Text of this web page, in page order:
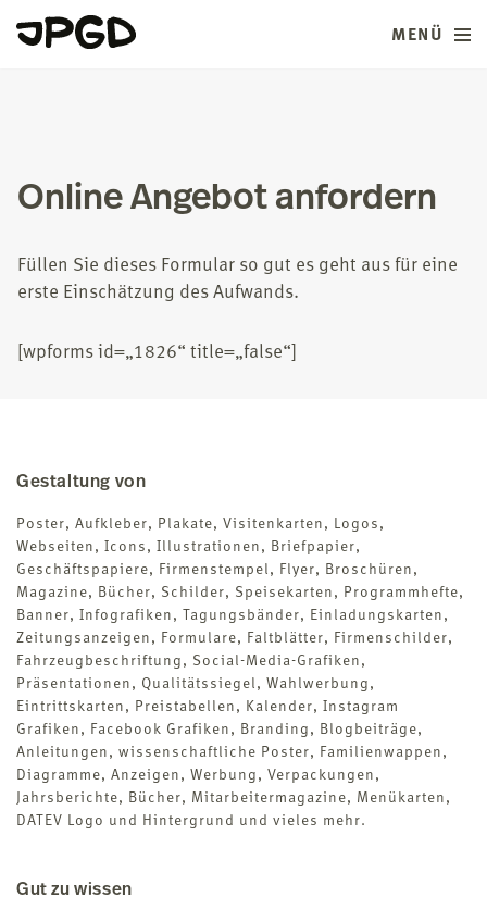
MENÜ
Online Angebot anfordern
Fül­len Sie die­ses For­mu­lar so gut es geht aus für eine
ers­te Ein­schät­zung des Auf­wands.
[wpforms id=„1826“ title=„false“]
Gestaltung von
Poster, Aufkleber, Plakate, Visitenkarten, Logos,
Webseiten, Icons, Illustrationen, Briefpapier,
Geschäftspapiere, Firmenstempel, Flyer, Broschüren,
Magazine, Bücher, Schilder, Speisekarten, Programmhefte,
Banner, Infografiken, Tagungsbänder, Einladungskarten,
Zeitungsanzeigen, Formulare, Faltblätter, Firmenschilder,
Fahrzeugbeschriftung, Social-Media-Grafiken,
Präsentationen, Qualitätssiegel, Wahlwerbung,
Eintrittskarten, Preistabellen, Kalender, Instagram
Grafiken, Facebook Grafiken, Branding, Blogbeiträge,
Anleitungen, wissenschaftliche Poster, Familienwappen,
Diagramme, Anzeigen, Werbung, Verpackungen,
Jahrsberichte, Bücher, Mitarbeitermagazine, Menükarten,
DATEV Logo und Hintergrund und vieles mehr.
Gut zu wissen